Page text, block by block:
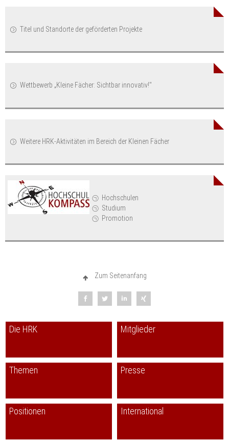
Hochschulen
Studium
Promotion
Titel und Standorte der geförderten Projekte
Wettbewerb „Kleine Fächer: Sichtbar innovativ!"
Weitere HRK-Aktivitäten im Bereich der Kleinen Fächer
Zum Seitenanfang
Die HRK Mitglieder
Themen Presse
Positionen International